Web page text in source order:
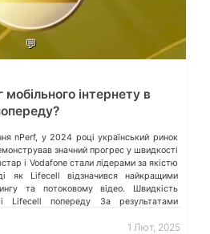
💬
інтернету в
nPerf, у 2024 році український ринок
значний прогрес у швидкості
і Vodafone стали лідерами за якістю
як Lifecell відзначився найкращими
та потоковому відео. Швидкість
і Lifecell попереду За результатами
швидкість завантаження даних
1 Лют, 2025